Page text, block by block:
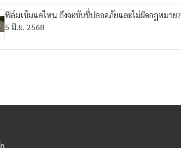
ฟิล์มเข้มแค่ไหน ถึงจะขับขี่ปลอดภัยและไม่ผิดกฎหมาย?
5 มิ.ย. 2568